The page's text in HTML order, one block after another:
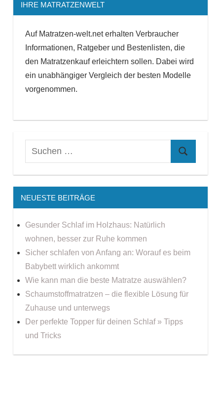
IHRE MATRATZENWELT
Auf Matratzen-welt.net erhalten Verbraucher
Informationen, Ratgeber und Bestenlisten, die
den Matratzenkauf erleichtern sollen. Dabei wird
ein unabhängiger Vergleich der besten Modelle
vorgenommen.
NEUESTE BEITRÄGE
Gesunder Schlaf im Holzhaus: Natürlich
wohnen, besser zur Ruhe kommen
Sicher schlafen von Anfang an: Worauf es beim
Babybett wirklich ankommt
Wie kann man die beste Matratze auswählen?
Schaumstoffmatratzen – die flexible Lösung für
Zuhause und unterwegs
Der perfekte Topper für deinen Schlaf » Tipps
und Tricks